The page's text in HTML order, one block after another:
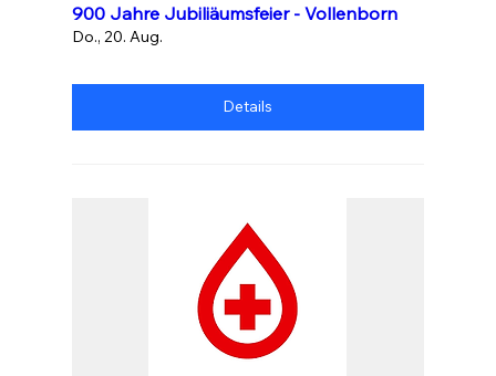
900 Jahre Jubiliäumsfeier - Vollenborn
Do., 20. Aug.
Details